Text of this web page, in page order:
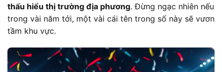
thấu hiểu thị trường địa phương. Đừng ngạc nhiên nếu
trong vài năm tới, một vài cái tên trong số này sẽ vươn
tầm khu vực.